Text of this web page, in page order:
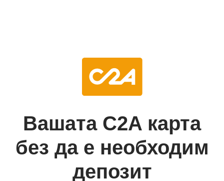
Вашата C2A карта
без да е необходим
депозит